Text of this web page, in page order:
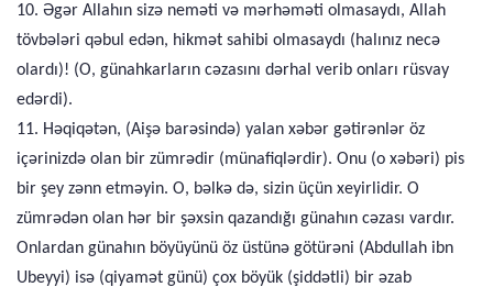
10. Əgər Allahın sizə neməti və mərhəməti olmasaydı, Allah
tövbələri qəbul edən, hikmət sahibi olmasaydı (halınız necə
olardı)! (O, günahkarların cəzasını dərhal verib onları rüsvay
edərdi).
11. Həqiqətən, (Aişə barəsində) yalan xəbər gətirənlər öz
içərinizdə olan bir zümrədir (münafiqlərdir). Onu (o xəbəri) pis
bir şey zənn etməyin. O, bəlkə də, sizin üçün xeyirlidir. O
zümrədən olan hər bir şəxsin qazandığı günahın cəzası vardır.
Onlardan günahın böyüyünü öz üstünə götürəni (Abdullah ibn
Ubeyyi) isə (qiyamət günü) çox böyük (şiddətli) bir əzab